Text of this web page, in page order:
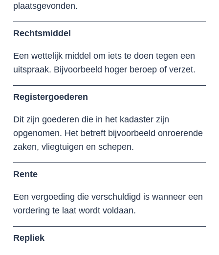
plaatsgevonden.
Rechtsmiddel
Een wettelijk middel om iets te doen tegen een
uitspraak. Bijvoorbeeld hoger beroep of verzet.
Registergoederen
Dit zijn goederen die in het kadaster zijn
opgenomen. Het betreft bijvoorbeeld onroerende
zaken, vliegtuigen en schepen.
Rente
Een vergoeding die verschuldigd is wanneer een
vordering te laat wordt voldaan.
Repliek